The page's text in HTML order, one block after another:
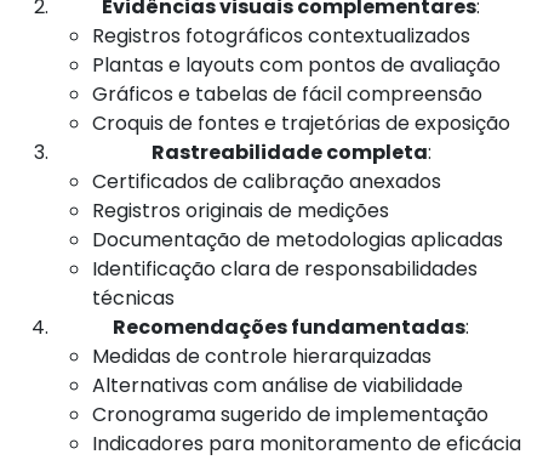
Evidências visuais complementares:
Registros fotográficos contextualizados
Plantas e layouts com pontos de avaliação
Gráficos e tabelas de fácil compreensão
Croquis de fontes e trajetórias de exposição
Rastreabilidade completa:
Certificados de calibração anexados
Registros originais de medições
Documentação de metodologias aplicadas
Identificação clara de responsabilidades
técnicas
Recomendações fundamentadas:
Medidas de controle hierarquizadas
Alternativas com análise de viabilidade
Cronograma sugerido de implementação
Indicadores para monitoramento de eficácia